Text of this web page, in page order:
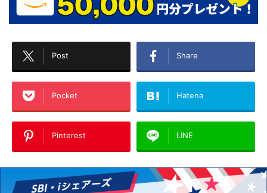
Post Share
Pocket Hatena
Pinterest LINE